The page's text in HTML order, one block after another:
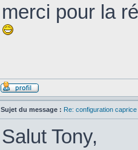
merci pour la
Sujet du message : Re: configuration
Salut Tony,